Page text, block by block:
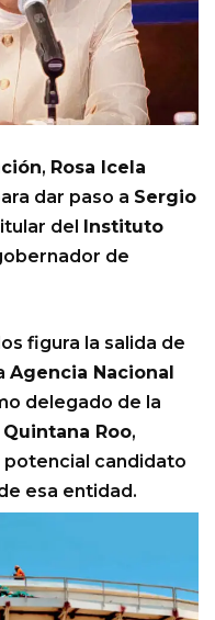
, Rosa Icela
dar paso a Sergio
del Instituto
de
figura la salida de
Agencia Nacional
delegado de la
Quintana Roo,
candidato
esa entidad.